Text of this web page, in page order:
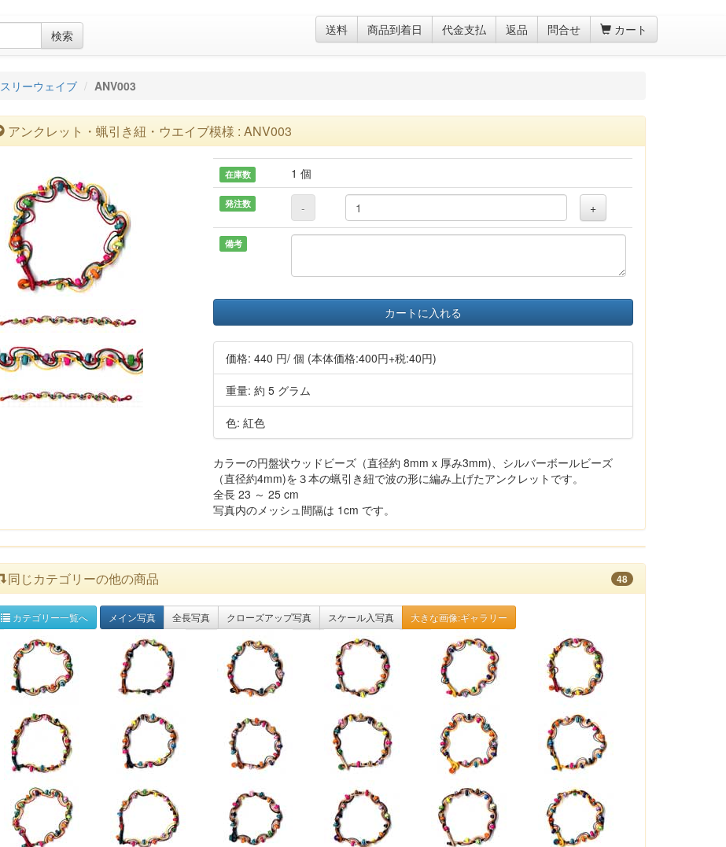
検索 送料 商品到着日 代金支払 返品 問合せ カート
スリーウェイブ ANV003
アンクレット・蝋引き紐・ウエイブ模様 : ANV003
在庫数 1 個
発注数 - +
備考
カートに入れる
価格:440 円/ 個 (本体価格:400円+税:40円)
重量: 約 5 グラム
色: 紅色
カラーの円盤状ウッドビーズ（直径約 8mm x 厚み3mm)、シルバーボールビーズ
（直径約4mm)を３本の蝋引き紐で波の形に編み上げたアンクレットです。
全長 23 ～ 25 cm
写真内のメッシュ間隔は 1cm です。
同じカテゴリーの他の商品 48
カテゴリー一覧へ メイン写真 全長写真 クローズアップ写真 スケール入写真 大きな画像:ギャラリー